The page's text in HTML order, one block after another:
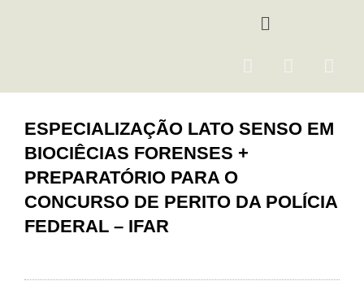
Menu
F
e
b
o
k
I
t
a
a
m
Y
t
u
ESPECIALIZAÇÃO LATO SENSO EM
BIOCIÊCIAS FORENSES +
PREPARATÓRIO PARA O
CONCURSO DE PERITO DA POLÍCIA
FEDERAL – IFAR